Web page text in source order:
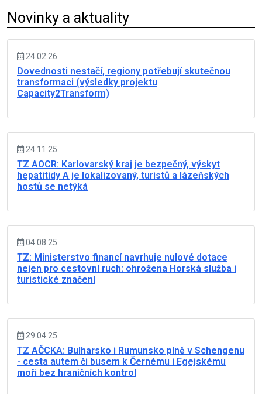
Novinky a aktuality
24.02.26
Dovednosti nestačí, regiony potřebují skutečnou
transformaci (výsledky projektu
Capacity2Transform)
24.11.25
TZ AOCR: Karlovarský kraj je bezpečný, výskyt
hepatitidy A je lokalizovaný, turistů a lázeňských
hostů se netýká
04.08.25
TZ: Ministerstvo financí navrhuje nulové dotace
nejen pro cestovní ruch: ohrožena Horská služba i
turistické značení
29.04.25
TZ AČCKA: Bulharsko i Rumunsko plně v Schengenu
- cesta autem či busem k Černému i Egejskému
moři bez hraničních kontrol